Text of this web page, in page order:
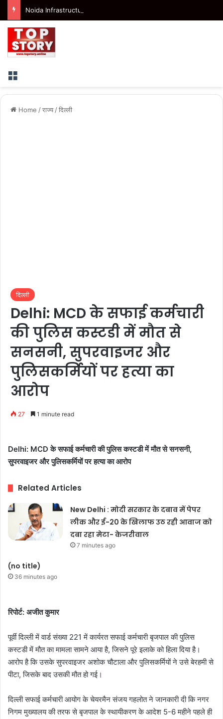
Menu
Home /राज्य /दिल्ली
दिल्ली
Delhi: MCD के सफाई कर्मचारी
की पुलिस कस्टडी में मौत से
सनसनी, सुपरवाइजर और
पुलिसकर्मियों पर हत्या का
आरोप
27 1 minute read
Delhi: MCD के सफाई कर्मचारी की पुलिस कस्टडी में मौत से सनसनी,
सुपरवाइजर और पुलिसकर्मियों पर हत्या का आरोप
Related Articles
New Delhi : मोदी सरकार के दबाव में पेपर
लीक और ई-20 के खिलाफ उठ रही आवाज को
दबा रहा मेटा- केजरीवाल
7 minutes ago
(no title)
36 minutes ago
रिपोर्ट: अजीत कुमार
पूर्वी दिल्ली में वार्ड संख्या 221 में कार्यरत सफाई कर्मचारी बृजपाल की पुलिस
कस्टडी में मौत का मामला सामने आया है, जिसने पूरे इलाके को हिला दिया है।
आरोप है कि उसके सुपरवाइजर अशोक चौटाला और पुलिसकर्मियों ने उसे बेरहमी से
पीटा, जिसके बाद उसकी मौत हो गई।
दिल्ली सफाई कर्मचारी आयोग के चेयरमैन संजय गहलोत ने जानकारी दी कि नगर
निगम मुख्यालय की तरफ से बृजपाल के स्थायीकरण के आदेश 5-6 महीने पहले ही